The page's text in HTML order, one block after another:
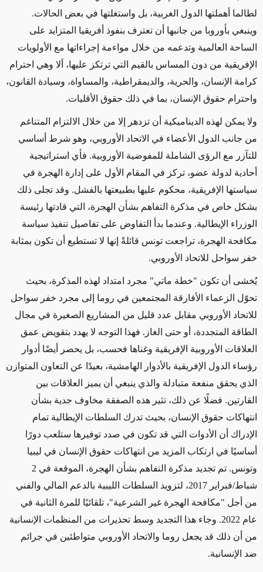
لطالما أهملتها الدول الغربية، بل واستغلتها في بعض الحالات.
وينبغي بأوروبا من جانبها أن تعترف بنفوذ أفريقيا المتزايد على
الساحة العالمية وتدعمه من خلال مواءمة إجراءاتها مع الأولويات
الإفريقية من دون المساس بالقيم التي ترتكز عليها، ألا وهي احترام
كرامة الإنسان، والحرية، والديمقراطية، والمساواة، وسيادة القانون،
واحترام حقوق الإنسان، بما في ذلك حقوق الأقليات.
ولا يمكن لهذه الديناميكية أن تزدهر إلا من خلال الالتزام المتناغم
من جانب الدول الأعضاء في الاتحاد الأوروبي، وهو شرط أساسي
للتآزر مع الرؤى الشاملة للمفوضية الأوروبية. فأي استراتيجية
أحادية لدولة عضو، تركز في المقام الأول على إدارة الهجرة في
سياستها الإفريقية، محكوم عليها بطبيعتها بالفشل. وقد تجلى ذلك
بشكل خاص في مذكرة التفاهم بشأن الهجرة، التي قادتها رئيسة
الوزراء الإيطالية. وعندما بدأ التفاوض على تفاصيل تنفيذ سياسة
مكافحة الهجرة، تراجعت تونس قائلةً إنها لا تستطيع أن تكون بمثابة
خفر سواحل للاتحاد الأوروبي.
يُخشى أن تكون "خطة ماتي" مجرد امتداد لهذه المذكرة، بحيث
تحوّل الزعماء الأفارقة المجتمعين في روما إلى مجرد خفر سواحل
للاتحاد الأوروبي مقابل عدد قليل من المشاريع الصغيرة في مجال
الطاقة المتجددة، أو حتى الغاز. فهذا التوجه لا يهدد بتقويض عمق
العلاقات الأوروبية الإفريقية وغناها فحسب، بل يحصر أيضًا أدوار
رؤساء الدول الإفريقية بالأدوار الهامشية، بعيدًا عن التعاون المتوازن
الذي يحقق منفعة متبادلة والذي ينبغي أن يميز العلاقات بين
القارتين. فضلًا عن ذلك، تثير هذه الصفقة مخاوف جدية بشأن
انتهاكات حقوق الإنسان، بحيث تدرك السلطات الإيطالية تمام
الإدراك أن الأدوات التي قد تكون في صدد توفيرها ستلعب دورًا
أساسيًا في ارتكاب المزيد من انتهاكات حقوق الإنسان في ليبيا
وتونس. تم تجديد مذكرة التفاهم بشأن الهجرة، الموقعة في 2
شباط/فبراير 2017، لتزويد السلطات الليبية بالدعم المالي والفني
من أجل "مكافحة الهجرة غير الشرعية"، تلقائيًا للمرة الثانية في
عام 2022. وجاء هذا التجديد وسط تحذيرات من المنظمات الإنسانية
من أن ذلك قد يجعل روما والاتحاد الأوروبي متواطئين في جرائم
ضد الإنسانية.